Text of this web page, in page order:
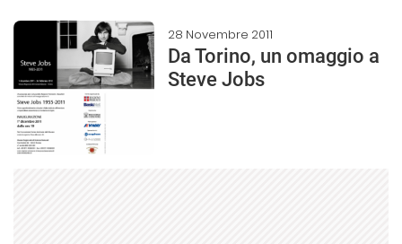
28 Novembre 2011
Da Torino, un omaggio a
Steve Jobs